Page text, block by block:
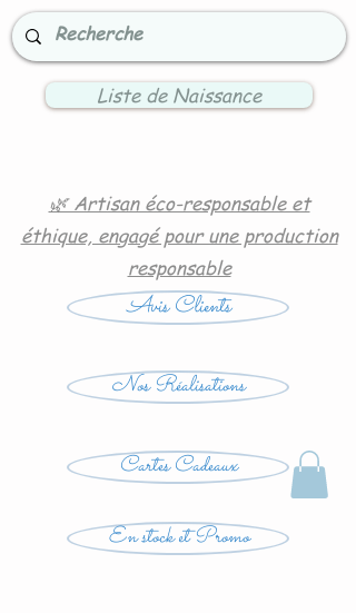
Liste de Naissance
🌿 Artisan éco-responsable et
éthique, engagé pour une production
responsable
Avis Clients
Nos Réalisations
Cartes Cadeaux
En stock et Promo